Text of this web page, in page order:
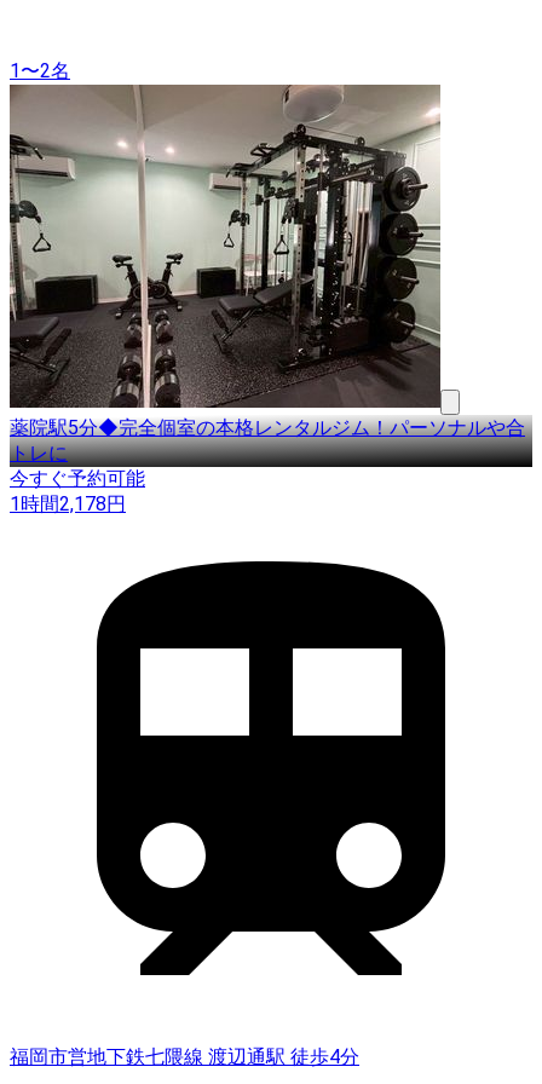
1〜2名
薬院駅5分◆完全個室の本格レンタルジム！パーソナルや合
トレに
今すぐ予約可能
1時間2,178円
福岡市営地下鉄七隈線 渡辺通駅 徒歩4分